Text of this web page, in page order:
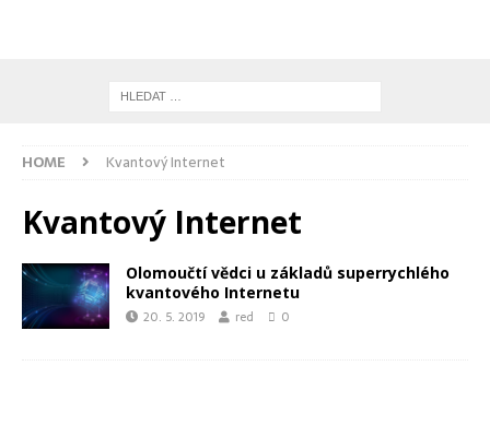
HOME Kvantový Internet
Kvantový Internet
Olomoučtí vědci u základů superrychlého
kvantového Internetu
20. 5. 2019 red 0